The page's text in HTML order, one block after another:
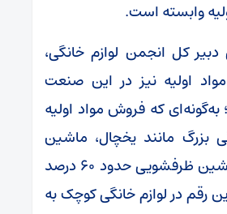
وابسته است.
دبیر کل انجمن لوازم خانگی،
اولیه نیز در این صنعت
که فروش مواد اولیه
بزرگ مانند یخچال، ماشین
لباسشویی و ماشین ظرفشویی حدود ۶۰ درصد
رقم در لوازم خانگی کوچک به